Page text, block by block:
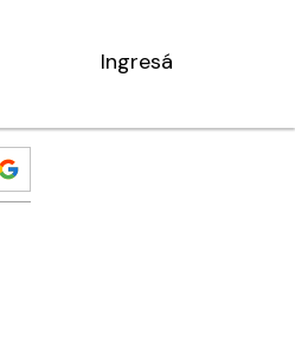
Ingresá